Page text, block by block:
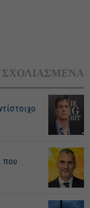
ΣΧΟΛΙΑΣΜΕΝΑ
που